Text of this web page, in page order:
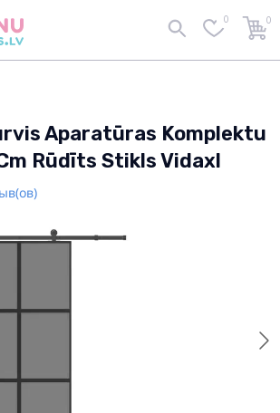
0 0
Aparatūras Komplektu
Rūdīts Stikls Vidaxl